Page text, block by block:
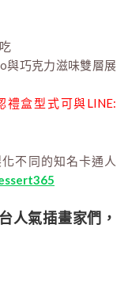
與巧克力滋味雙層展
禮盒型式可與LINE:
不同的知名卡通人
人氣插畫家們，